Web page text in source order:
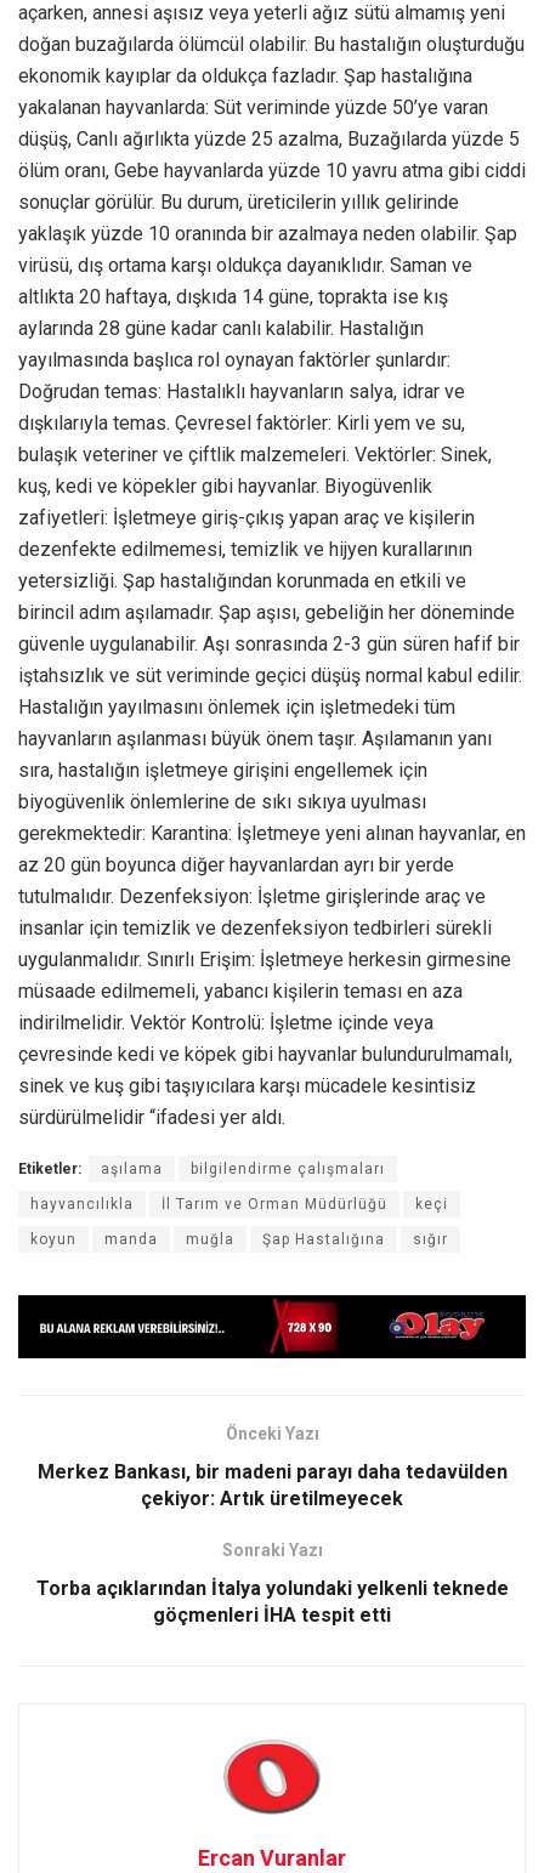
açarken, annesi aşısız veya yeterli ağız sütü almamış yeni
doğan buzağılarda ölümcül olabilir. Bu hastalığın oluşturduğu
ekonomik kayıplar da oldukça fazladır. Şap hastalığına
yakalanan hayvanlarda: Süt veriminde yüzde 50’ye varan
düşüş, Canlı ağırlıkta yüzde 25 azalma, Buzağılarda yüzde 5
ölüm oranı, Gebe hayvanlarda yüzde 10 yavru atma gibi ciddi
sonuçlar görülür. Bu durum, üreticilerin yıllık gelirinde
yaklaşık yüzde 10 oranında bir azalmaya neden olabilir. Şap
virüsü, dış ortama karşı oldukça dayanıklıdır. Saman ve
altlıkta 20 haftaya, dışkıda 14 güne, toprakta ise kış
aylarında 28 güne kadar canlı kalabilir. Hastalığın
yayılmasında başlıca rol oynayan faktörler şunlardır:
Doğrudan temas: Hastalıklı hayvanların salya, idrar ve
dışkılarıyla temas. Çevresel faktörler: Kirli yem ve su,
bulaşık veteriner ve çiftlik malzemeleri. Vektörler: Sinek,
kuş, kedi ve köpekler gibi hayvanlar. Biyogüvenlik
zafiyetleri: İşletmeye giriş-çıkış yapan araç ve kişilerin
dezenfekte edilmemesi, temizlik ve hijyen kurallarının
yetersizliği. Şap hastalığından korunmada en etkili ve
birincil adım aşılamadır. Şap aşısı, gebeliğin her döneminde
güvenle uygulanabilir. Aşı sonrasında 2-3 gün süren hafif bir
iştahsızlık ve süt veriminde geçici düşüş normal kabul edilir.
Hastalığın yayılmasını önlemek için işletmedeki tüm
hayvanların aşılanması büyük önem taşır. Aşılamanın yanı
sıra, hastalığın işletmeye girişini engellemek için
biyogüvenlik önlemlerine de sıkı sıkıya uyulması
gerekmektedir: Karantina: İşletmeye yeni alınan hayvanlar, en
az 20 gün boyunca diğer hayvanlardan ayrı bir yerde
tutulmalıdır. Dezenfeksiyon: İşletme girişlerinde araç ve
insanlar için temizlik ve dezenfeksiyon tedbirleri sürekli
uygulanmalıdır. Sınırlı Erişim: İşletmeye herkesin girmesine
müsaade edilmemeli, yabancı kişilerin teması en aza
indirilmelidir. Vektör Kontrolü: İşletme içinde veya
çevresinde kedi ve köpek gibi hayvanlar bulundurulmamalı,
sinek ve kuş gibi taşıyıcılara karşı mücadele kesintisiz
sürdürülmelidir “ifadesi yer aldı.
Etiketler: aşılama bilgilendirme çalışmaları
hayvancılıkla İl Tarım ve Orman Müdürlüğü keçi
koyun manda muğla Şap Hastalığına sığır
Önceki Yazı
Merkez Bankası, bir madeni parayı daha tedavülden
çekiyor: Artık üretilmeyecek
Sonraki Yazı
Torba açıklarından İtalya yolundaki yelkenli teknede
göçmenleri İHA tespit etti
Ercan Vuranlar